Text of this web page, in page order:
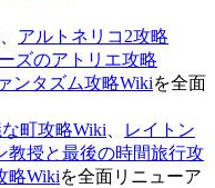
アルトネリコ2攻略
ズのアトリエ攻略
ンタズム攻略Wikiを全面
町攻略Wiki
レイトン
教授と最後の時間旅行攻
略Wikiを全面リニューア